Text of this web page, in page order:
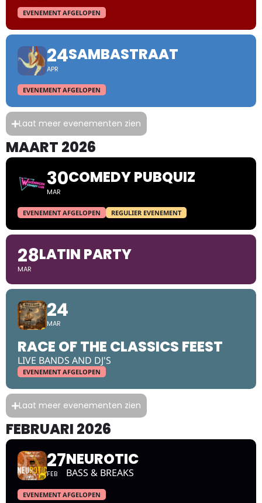
EVENEMENT AFGELOPEN
24
APR
SAMBASTRAAT
EVENEMENT AFGELOPEN
Laat meer evenementen zien
MAART 2026
30
MAR
COMEDY PUBQUIZ
EVENEMENT AFGELOPEN REGULIER EVENEMENT
28
MAR
LATIN PARTY
24
MAR
RACE OF THE CLASSICS FEEST
LIVE BANDS AND DJ'S
EVENEMENT AFGELOPEN
Laat meer evenementen zien
FEBRUARI 2026
27
FEB
NEUROTIC
BASS & BREAKS
EVENEMENT AFGELOPEN